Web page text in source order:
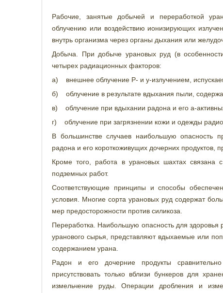
Рабочие, занятые добычей и переработкой
облучению или воздействию ионизирующих
внутрь организма через органы дыхания или
Добыча. При добыче урановых руд (в
четырех радиационных факторов:
а) внешнее облучение Р- и у-излучением,
б) облучение в результате вдыхания пыли,
в) облучение при вдыхании радона и его а-
г) облучение при загрязнении кожи и одежды
В большинстве случаев наибольшую опасность
радона и его короткоживущих дочерних продуктов,
Кроме того, работа в урановых шахтах связана
подземных работ.
Соответствующие принципы и способы
условия. Многие сорта урановых руд содержат
мер предосторожности против силикоза.
Переработка. Наибольшую опасность для
уранового сырья, представляют вдыхаемые или
содержанием урана.
Радон и его дочерние продукты
присутствовать только вблизи бункеров для
измельчение руды. Операции дробления и